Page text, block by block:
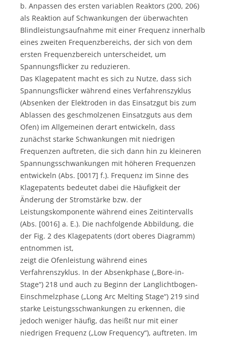
b. Anpassen des ersten variablen Reaktors (200, 206)
als Reaktion auf Schwankungen der überwachten
Blindleistungsaufnahme mit einer Frequenz innerhalb
eines zweiten Frequenzbereichs, der sich von dem
ersten Frequenzbereich unterscheidet, um
Spannungsflicker zu reduzieren.
Das Klagepatent macht es sich zu Nutze, dass sich
Spannungsflicker während eines Verfahrenszyklus
(Absenken der Elektroden in das Einsatzgut bis zum
Ablassen des geschmolzenen Einsatzguts aus dem
Ofen) im Allgemeinen derart entwickeln, dass
zunächst starke Schwankungen mit niedrigen
Frequenzen auftreten, die sich dann hin zu kleineren
Spannungsschwankungen mit höheren Frequenzen
entwickeln (Abs. [0017] f.). Frequenz im Sinne des
Klagepatents bedeutet dabei die Häufigkeit der
Änderung der Stromstärke bzw. der
Leistungskomponente während eines Zeitintervalls
(Abs. [0016] a. E.). Die nachfolgende Abbildung, die
der Fig. 2 des Klagepatents (dort oberes Diagramm)
entnommen ist,
zeigt die Ofenleistung während eines
Verfahrenszyklus. In der Absenkphase („Bore-in-
Stage“) 218 und auch zu Beginn der Langlichtbogen-
Einschmelzphase („Long Arc Melting Stage“) 219 sind
starke Leistungsschwankungen zu erkennen, die
jedoch weniger häufig, das heißt nur mit einer
niedrigen Frequenz („Low Frequency“), auftreten. Im